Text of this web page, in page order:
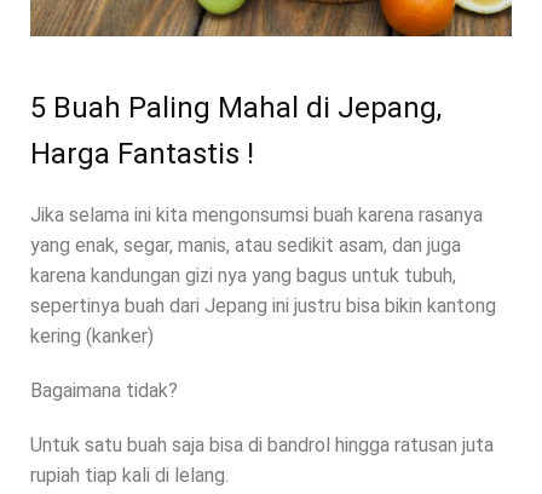
5 Buah Paling Mahal di Jepang,
Harga Fantastis !
Jika selama ini kita mengonsumsi buah karena rasanya
yang enak, segar, manis, atau sedikit asam, dan juga
karena kandungan gizi nya yang bagus untuk tubuh,
sepertinya buah dari Jepang ini justru bisa bikin kantong
kering (kanker)
Bagaimana tidak?
Untuk satu buah saja bisa di bandrol hingga ratusan juta
rupiah tiap kali di lelang.